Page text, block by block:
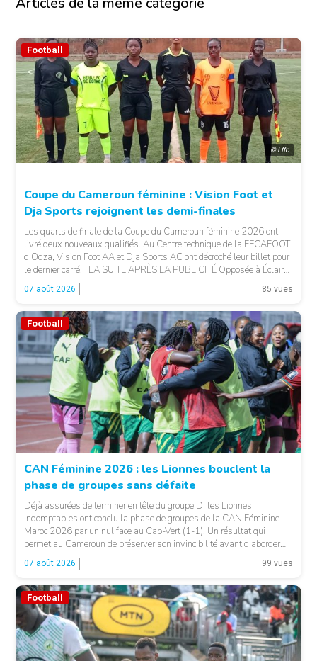
© Lffc
Football
Coupe du Cameroun féminine : Vision Foot et
Dja Sports rejoignent les demi-finales
Les quarts de finale de la Coupe du Cameroun féminine 2026 ont
livré deux nouveaux qualifiés. Au Centre technique de la FECAFOOT
d’Odza, Vision Foot AA et Dja Sports AC ont décroché leur billet pour
le dernier carré. LA SUITE APRÈS LA PUBLICITÉ Opposée à Éclair
FF, Vision Foot a dû patienter jusqu’à la […]
07 août 2026 85 vues
Football
CAN Féminine 2026 : les Lionnes bouclent la
phase de groupes sans défaite
Déjà assurées de terminer en tête du groupe D, les Lionnes
Indomptables ont conclu la phase de groupes de la CAN Féminine
Maroc 2026 par un nul face au Cap-Vert (1-1). Un résultat qui
permet au Cameroun de préserver son invincibilité avant d’aborder
les choses sérieuses. Les Camerounaises ont rapidement pris le
contrôle des opérations […]
07 août 2026 99 vues
Football